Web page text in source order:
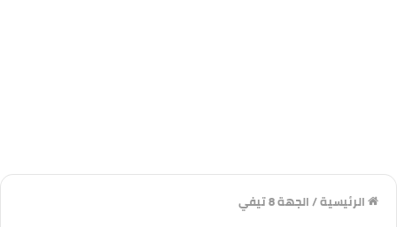
الرئيسية/الجهة 8 تيفي